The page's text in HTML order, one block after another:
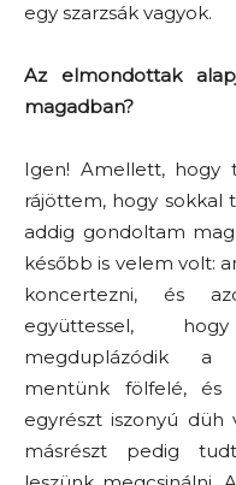
egy szarzsák vagyok.
Az elmondottak
magadban?
Igen! Amellett, hogy
rájöttem, hogy sokkal
addig gondoltam
később is velem volt:
koncertezni, és
együttessel,
megduplázódik a
mentünk fölfelé,
egyrészt iszonyú
másrészt pedig